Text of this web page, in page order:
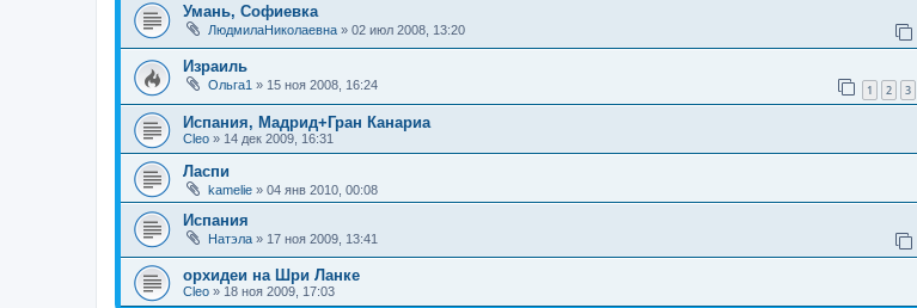
Умань, Софиевка
ЛюдмилаНиколаевна » 02 июл 2008, 13:20
Израиль
Ольга1 » 15 ноя 2008, 16:24 1 2 3
Испания, Мадрид+Гран Канариа
Cleo » 14 дек 2009, 16:31
Ласпи
kamelie » 04 янв 2010, 00:08
Испания
Натэла » 17 ноя 2009, 13:41
орхидеи на Шри Ланке
Cleo » 18 ноя 2009, 17:03